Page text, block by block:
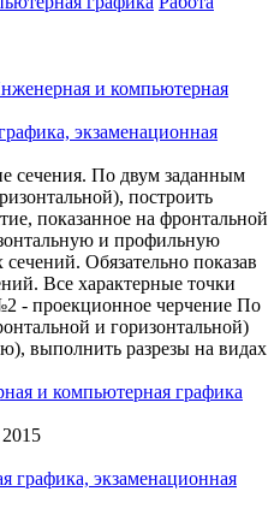
экзаменационная
сечения. По двум заданным
построить
показанное на фронтальной
и профильную
Обязательно показав
Все характерные точки
- проекционное черчение По
и горизонтальной)
выполнить разрезы на видах
и компьютерная графика